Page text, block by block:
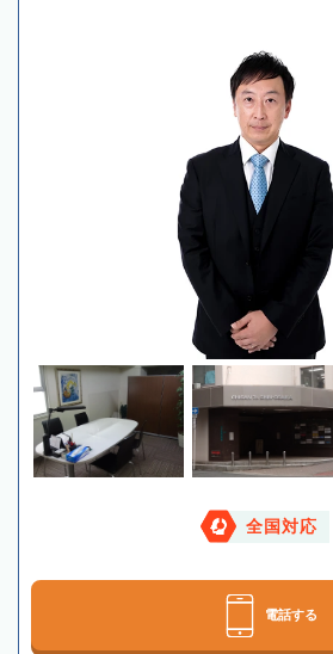
全国対応
電話する